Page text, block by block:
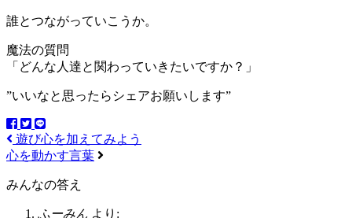
誰とつながっていこうか。
魔法の質問
「どんな人達と関わっていきたいですか？」
”いいなと思ったらシェアお願いします”
遊び心を加えてみよう
心を動かす言葉
みんなの答え
ふーみん より: